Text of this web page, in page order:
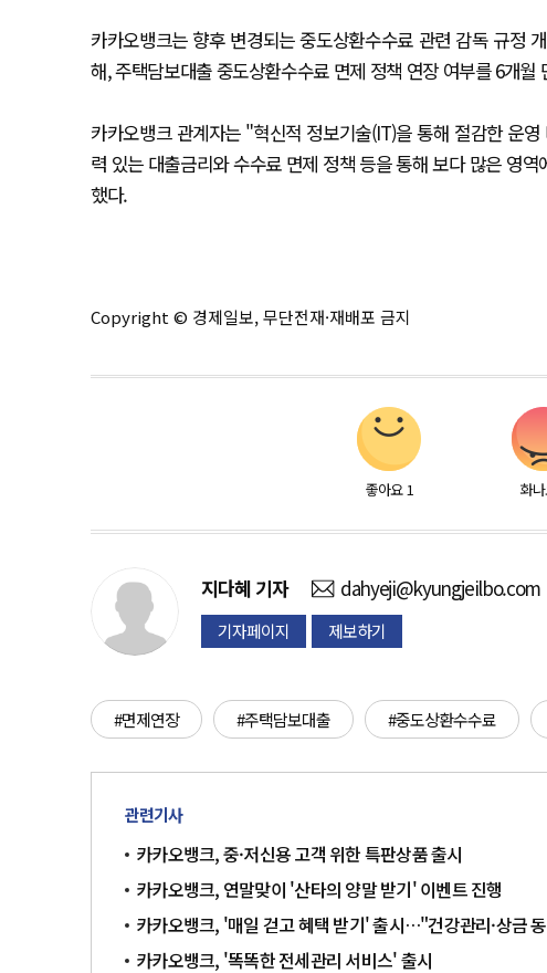
카카오뱅크는 향후 변경되는 중도상환수수료 관련 감독 규정
해, 주택담보대출 중도상환수수료 면제 정책 연장 여부를 6개월
카카오뱅크 관계자는 "혁신적 정보기술(IT)을 통해 절감한 운
력 있는 대출금리와 수수료 면제 정책 등을 통해 보다 많은 영
했다.
Copyright © 경제일보, 무단전재·재배포 금지
좋아요 1 화
지다혜 기자 dahyeji@kyungjeilbo.com
기자페이지 제보하기
#면제연장 #주택담보대출 #중도상환수수료
관련기사
카카오뱅크, 중·저신용 고객 위한 특판상품 출시
카카오뱅크, 연말맞이 '산타의 양말 받기' 이벤트 진행
카카오뱅크, '매일 걷고 혜택 받기' 출시…"건강관리·상금
카카오뱅크, '똑똑한 전세관리 서비스' 출시